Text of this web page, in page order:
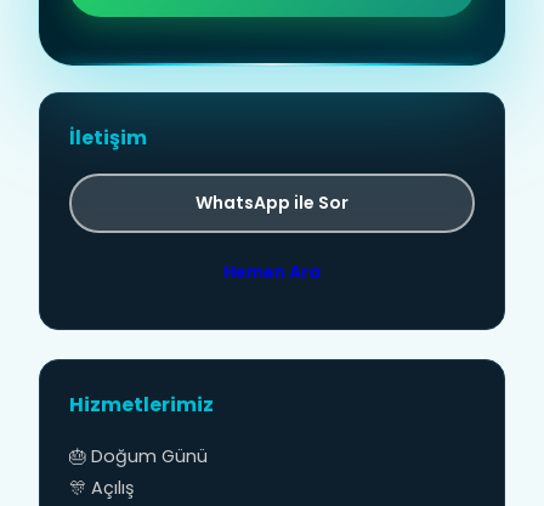
İletişim
WhatsApp ile Sor
Hemen Ara
Hizmetlerimiz
🎂 Doğum Günü
🎊 Açılış